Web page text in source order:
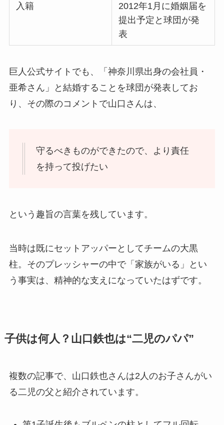
入籍
2012年1月に婚姻届を
提出予定と球団が発
表
巨人公式サイトでも、「神奈川県出身の会社員・
亜希さん」と結婚することを球団が発表してお
り、その際のコメントで山口さんは、
守るべきものができたので、より責任
を持って投げたい
という趣旨の言葉を残しています。
当時は既にセットアッパーとしてチームの大黒
柱。そのプレッシャーの中で「家族がいる」とい
う事実は、精神的な支えになっていたはずです。
子供は何人？山口鉄也は“二児のパパ”
複数の記事で、山口鉄也さんは2人のお子さんがい
る二児の父と紹介されています。